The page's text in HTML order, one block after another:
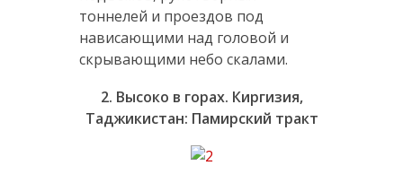
тоннелей и проездов под
нависающими над головой и
скрывающими небо скалами.
2. Bысоко в горах. Киргизия,
Таджикистан: Памирский тракт